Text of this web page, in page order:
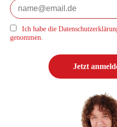
Ich habe die
genommen.